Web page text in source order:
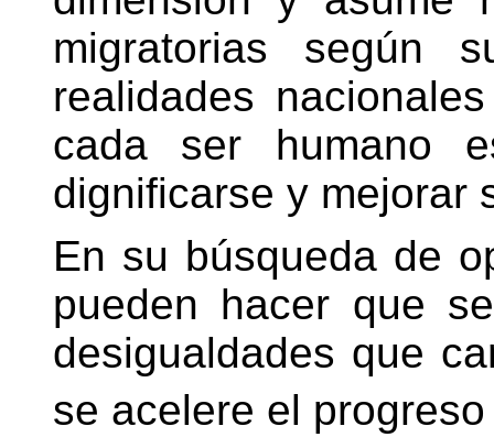
migratorias según
realidades
cada ser humano
dignificarse y mejorar
En su búsqueda de
pueden hacer que
desigualdades que
se acelere el